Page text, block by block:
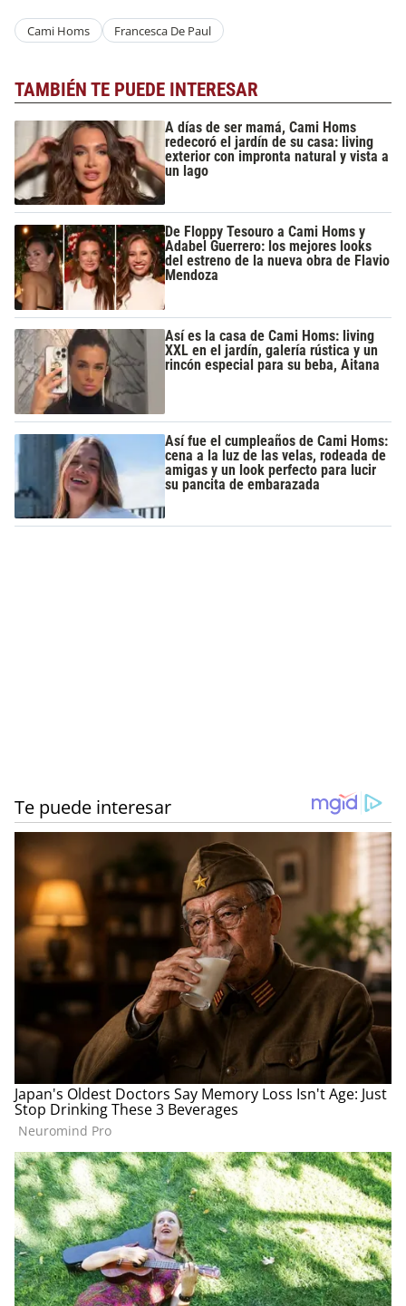
Cami Homs Francesca De Paul
TAMBIÉN TE PUEDE INTERESAR
A días de ser mamá, Cami Homs
redecoró el jardín de su casa: living
exterior con impronta natural y vista a
un lago
De Floppy Tesouro a Cami Homs y
Adabel Guerrero: los mejores looks
del estreno de la nueva obra de Flavio
Mendoza
Así es la casa de Cami Homs: living
XXL en el jardín, galería rústica y un
rincón especial para su beba, Aitana
Así fue el cumpleaños de Cami Homs:
cena a la luz de las velas, rodeada de
amigas y un look perfecto para lucir
su pancita de embarazada